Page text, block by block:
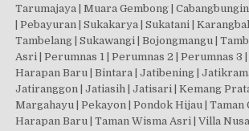
Tarumajaya | Muara Gembong |
| Pebayuran | Sukakarya | Sukatani |
Tambelang | Sukawangi | Bojongmangu |
Asri | Perumnas 1 | Perumnas 2 | Perumnas 3 |
Harapan Baru | Bintara | Jatibening |
Jatiranggon | Jatiasih | Jatisari | Kemang
Margahayu | Pekayon | Pondok Hijau | Taman
Harapan Baru | Taman Wisma Asri | Villa